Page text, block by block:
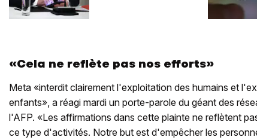
«Cela ne reflète pas nos efforts»
Meta «interdit clairement l'exploitation des humains et
enfants», a réagi mardi un porte-parole du géant des
l'AFP. «Les affirmations dans cette plainte ne reflètent
ce type d'activités. Notre but est d'empêcher les